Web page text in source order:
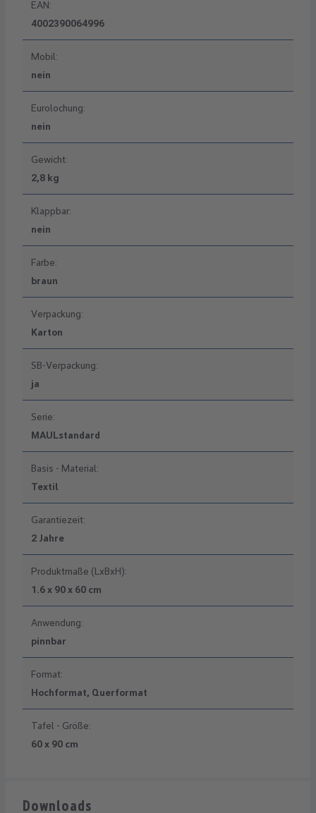
EAN:
4002390064996
Mobil:
nein
Eurolochung:
nein
Gewicht:
2,8 kg
Klappbar:
nein
Farbe:
braun
Verpackung:
Karton
SB-Verpackung:
ja
Serie:
MAULstandard
Basis - Material:
Textil
Garantiezeit:
2 Jahre
Produktmaße (LxBxH):
1.6 x 90 x 60 cm
Anwendung:
pinnbar
Format:
Hochformat, Querformat
Tafel - Größe:
60 x 90 cm
Downloads